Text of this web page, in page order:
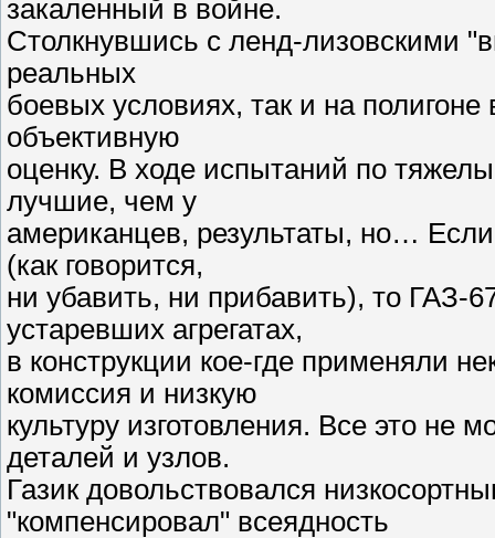
закаленный в войне.
Столкнувшись с ленд-лизовскими
реальных
боевых условиях, так и на
объективную
оценку. В ходе испытаний по
лучшие, чем у
американцев, результаты, но…
(как говорится,
ни убавить, ни прибавить), то ГАЗ-
устаревших агрегатах,
в конструкции кое-где применяли
комиссия и низкую
культуру изготовления. Все это не
деталей и узлов.
Газик довольствовался
"компенсировал" всеядность